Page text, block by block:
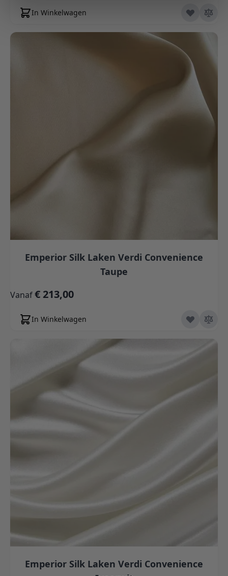
In Winkelwagen
Emperior Silk Laken Verdi Convenience
Taupe
Vanaf€ 213,00
In Winkelwagen
Emperior Silk Laken Verdi Convenience